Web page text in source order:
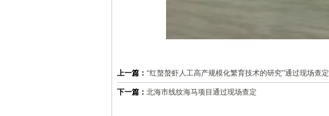
上一篇： “红螯螯虾人工高产规模化繁育技术的研究”通过现场查定
下一篇： 北海市线纹海马项目通过现场查定